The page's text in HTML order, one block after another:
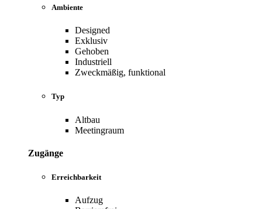
Ambiente
Designed
Exklusiv
Gehoben
Industriell
Zweckmäßig, funktional
Typ
Altbau
Meetingraum
Zugänge
Erreichbarkeit
Aufzug